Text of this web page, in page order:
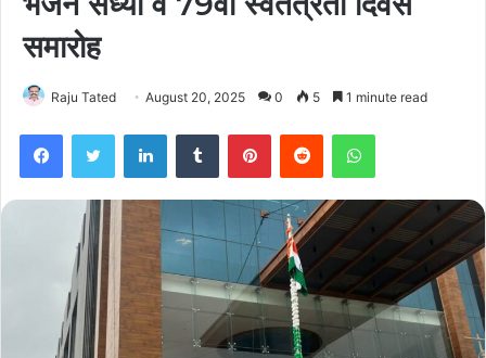
समारोह
Raju Tated August 20, 2025 0 5 1 minute read
FacebookTwitter LinkedInTumblr PinterestReddit WhatsApp